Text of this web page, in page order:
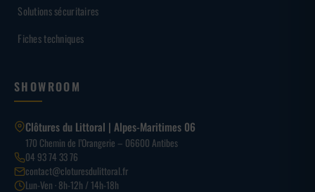
Solutions sécuritaires
Fiches techniques
SHOWROOM
Clôtures du Littoral | Alpes-Maritimes 06
170 Chemin de l’Orangerie – 06600 Antibes
04 93 74 33 76
contact@cloturesdulittoral.fr
Lun-Ven · 8h-12h / 14h-18h